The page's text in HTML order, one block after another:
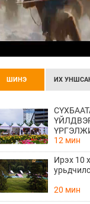
ШИНЭ ИХ
12 мин
Ирэх 10
20 мин